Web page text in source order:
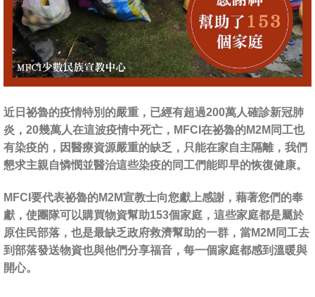
近日祕魯的疫情特別的嚴重，已經有超過200萬人確診新冠肺
炎，20幾萬人在這波疫情中死亡，MFCI在祕魯的M2M同工也
有染疫的，因醫療資源嚴重的缺乏，只能在家自主隔離，我們
懇求主親自憐憫並醫治這些染疫的同工們能即早的恢復健康。
MFCI要代表祕魯的M2M宣教士向您獻上感謝，藉著您們的奉
獻，使團隊可以購買物資幫助153個家庭，這些家庭都是屬於
原住民部落，也是最缺乏政府救濟幫助的一群，當M2M同工去
到部落發送物資也與他們分享福音，每一個家庭都感到溫暖與
開心。